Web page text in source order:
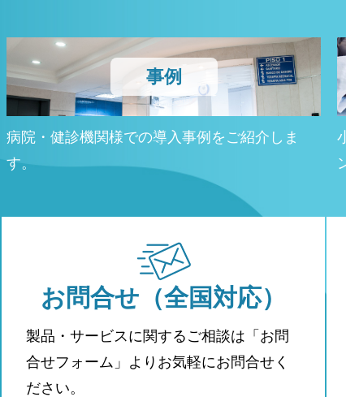
事例
病院・健診機関様での導入事例をご紹介しま
す。
お問合せ （全国対応）
製品・サービスに関するご相談は「お問
合せフォーム」よりお気軽にお問合せく
ださい。